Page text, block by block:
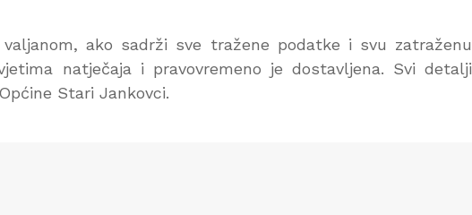
ako sadrži sve tražene podatke i svu zatraženu
natječaja i pravovremeno je dostavljena. Svi detalji
Stari Jankovci.